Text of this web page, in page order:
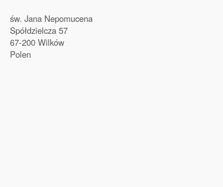
św. Jana Nepomucena
Spółdzielcza 57
67-200 Wilków
Polen